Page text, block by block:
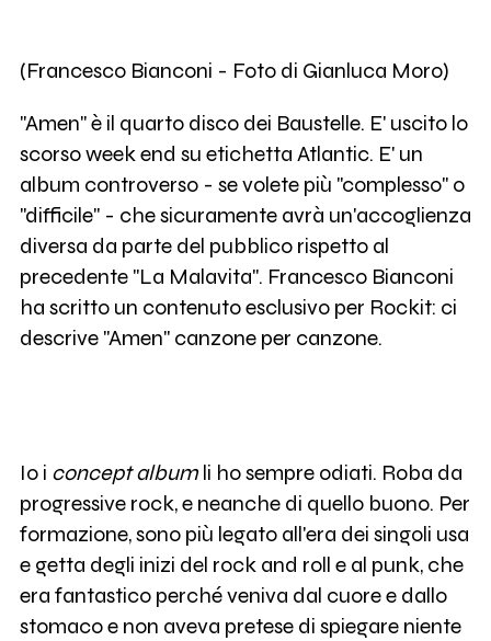
(Francesco Bianconi - Foto di Gianluca Moro)
"Amen" è il quarto disco dei Baustelle. E' uscito lo
scorso week end su etichetta Atlantic. E' un
album controverso - se volete più "complesso" o
"difficile" - che sicuramente avrà un'accoglienza
diversa da parte del pubblico rispetto al
precedente "La Malavita". Francesco Bianconi
ha scritto un contenuto esclusivo per Rockit: ci
descrive "Amen" canzone per canzone.
Io i concept albumli ho sempre odiati. Roba da
progressive rock, e neanche di quello buono. Per
formazione, sono più legato all'era dei singoli usa
e getta degli inizi del rock and roll e al punk, che
era fantastico perché veniva dal cuore e dallo
stomaco e non aveva pretese di spiegare niente